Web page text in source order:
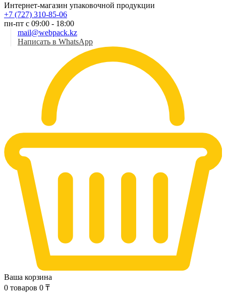
Интернет-магазин упаковочной продукции
+7 (727) 310-85-06
пн-пт с 09:00 - 18:00
mail@webpack.kz
Написать в WhatsApp
Ваша корзина
0 товаров 0 ₸